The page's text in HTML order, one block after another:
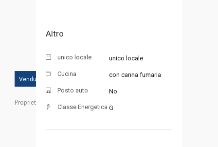
Venduto
Proprietà ID:
Altro
unico locale unico locale
Cucina con canna fumaria
Posto auto No
Classe Energetica G